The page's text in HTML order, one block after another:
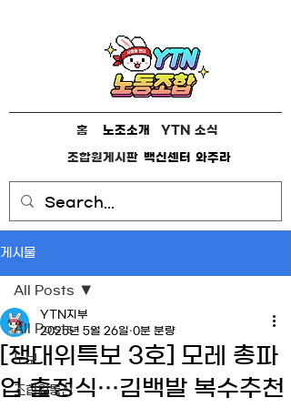
홈 YTN 소식
조합원게시판 와주라
백신센터
노조소개
게시물
All Posts
노보
조합원통신
All Posts
[쟁대위특보 3호] 모레 총파
업 출정식…김백발 복수추천
YTN지부
2025년 5월 26일 0분 분량